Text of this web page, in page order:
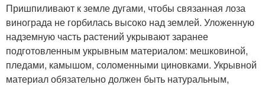
Пришпиливают к земле дугами, чтобы связанная лоза
винограда не горбилась высоко над землей. Уложенную
надземную часть растений укрывают заранее
подготовленным укрывным материалом: мешковиной,
пледами, камышом, соломенными циновками. Укрывной
материал обязательно должен быть натуральным,